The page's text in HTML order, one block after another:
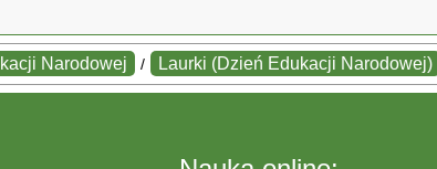
Narodowej / Laurki (Dzień Edukacji Narodowej)